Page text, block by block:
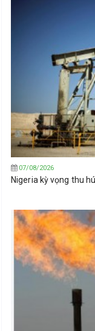
07/08/2026
Nigeria kỳ vọng thu